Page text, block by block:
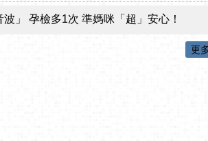
」 孕檢多1次 準媽咪「超」安心！
更